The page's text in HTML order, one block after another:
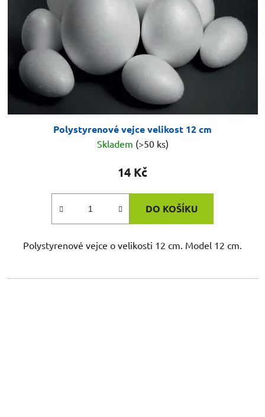
Polystyrenové vejce velikost 12 cm
Skladem (>50 ks)
14 Kč
DO KOŠÍKU
Polystyrenové vejce o velikosti 12 cm. Model 12 cm.